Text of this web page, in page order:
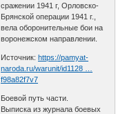
сражении 1941 г, Орловско-
Брянской операции 1941 г.,
вела оборонительные бои на
воронежском направлении.
Источник:https://pamyat-
naroda.ru/warunit/id1128 …
f98a82f7v7
Боевой путь части.
Выписка из журнала боевых